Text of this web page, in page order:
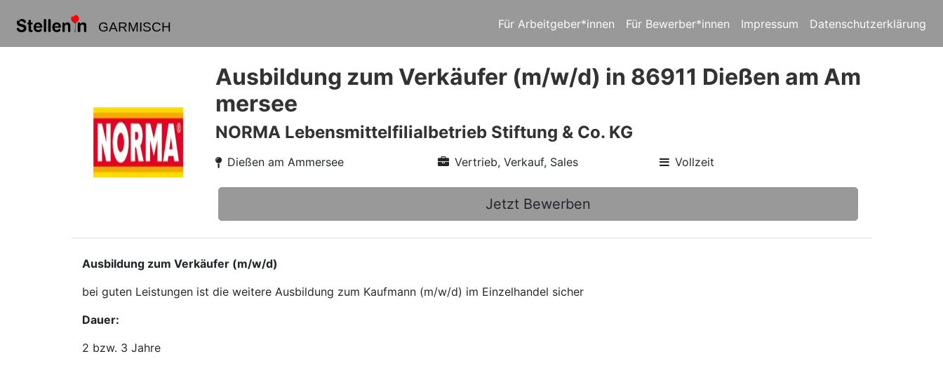
GARMISCH Für Arbeitgeber*innen Für Bewerber*innen Impressum Datenschutzerklärung
Ausbildung zum Verkäufer (m/w/d) in 86911 Dießen am Am
mersee
NORMA Lebensmittelfilialbetrieb Stiftung & Co. KG
Dießen am Ammersee Vertrieb, Verkauf, Sales Vollzeit
Jetzt Bewerben
Ausbildung zum Verkäufer (m/w/d)
bei guten Leistungen ist die weitere Ausbildung zum Kaufmann (m/w/d) im Einzelhandel sicher
Dauer:
2 bzw. 3 Jahre